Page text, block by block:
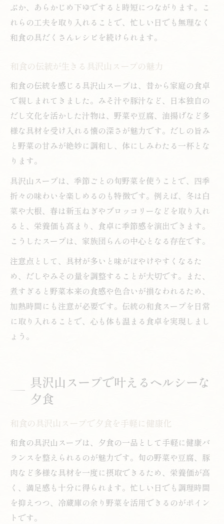
ぶか、あらかじめ下ゆですると時短につながります。こ
れらの工夫を取り入れることで、忙しい日でも無理なく
和食の具だくさんレシピを続けられます。
和食の伝統が生きる具沢山スープの魅力
和食の伝統を感じる具沢山スープは、昔から家庭の食卓
で親しまれてきました。みそ汁や豚汁など、日本独自の
だし文化を活かした汁物は、野菜や豆腐、油揚げなど多
様な具材を受け入れる懐の深さが魅力です。だしの旨み
と野菜の甘みが絶妙に調和し、体にしみわたる一杯とな
ります。
具沢山スープは、季節ごとの旬野菜を使うことで、四季
折々の味わいを楽しめるのも特徴です。例えば、冬は白
菜や大根、春は新玉ねぎやブロッコリーなどを取り入れ
ると、栄養価も高まり、食卓に季節感を演出できます。
こうしたスープは、家族団らんの中心となる存在です。
注意点として、具材が多いと味がぼやけやすくなるた
め、だしやみその量を調整することが大切です。また、
煮すぎると野菜本来の食感や色合いが損なわれるため、
加熱時間にも注意が必要です。伝統の和食スープを日常
に取り入れることで、心も体も温まる食卓を実現しまし
ょう。
具沢山スープで叶えるヘルシーな
夕食
和食の具沢山スープで夕食を手軽に健康化
和食の具沢山スープは、夕食の一品として手軽に健康バ
ランスを整えられるのが魅力です。旬の野菜や豆腐、豚
肉など多様な具材を一度に摂取できるため、栄養価が高
く、満足感も十分に得られます。忙しい日でも調理時間
を抑えつつ、冷蔵庫の余り野菜を活用できるのがポイン
トです。